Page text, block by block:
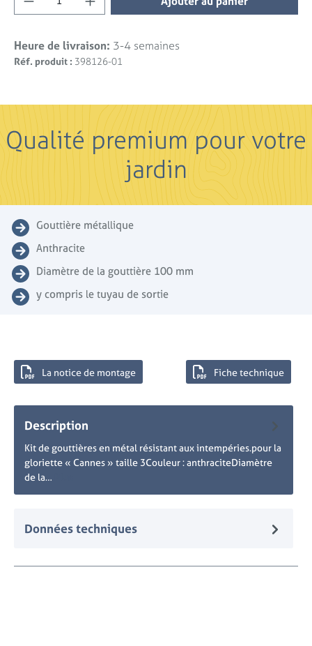
Heure de livraison: 3-4 semaines
Réf. produit : 398126-01
Qualité premium pour votre
jardin
Gouttière métallique
Anthracite
Diamètre de la gouttière 100 mm
y compris le tuyau de sortie
Description
Kit de gouttières en métal résistant aux intempéries.pour la
gloriette « Cannes » taille 3Couleur : anthraciteDiamètre
de la…
Données techniques
La notice de montage Fiche technique